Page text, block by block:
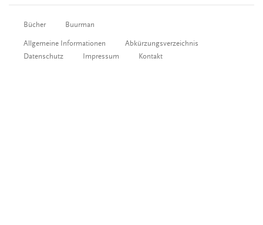
Bücher Buurman
Allgemeine Informationen
Abkürzungsverzeichnis
Datenschutz
Impressum Kontakt